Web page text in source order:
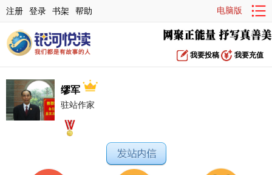
注册 登录 书架 帮助 电脑版
我要投稿 我要充值
缪军
驻站作家